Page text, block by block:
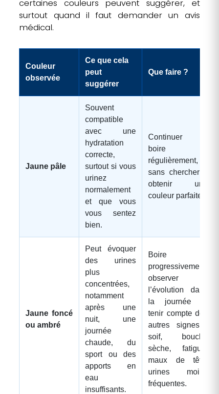
certaines couleurs peuvent suggérer, et
surtout quand il faut demander un avis
médical.
Couleur
observée
Ce que cela
peut
suggérer
Que faire ?
Jaune pâle
Souvent
compatible
avec une
hydratation
correcte,
surtout si vous
urinez
normalement
et que vous
vous sentez
bien.
Continuer à
boire
régulièrement,
sans chercher à
obtenir une
couleur parfaite.
Jaune foncé
ou ambré
Peut évoquer
des urines
plus
concentrées,
notamment
après une
nuit, une
journée
chaude, du
sport ou des
apports en
eau
insuffisants.
Boire
progressivement,
observer
l’évolution dans
la journée et
tenir compte des
autres signes :
soif, bouche
sèche, fatigue,
maux de tête,
urines moins
fréquentes.